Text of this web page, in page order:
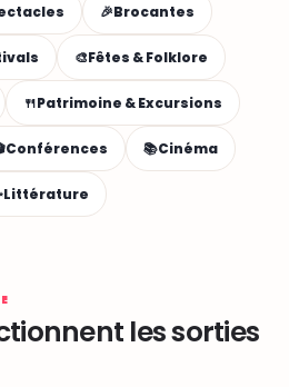
🎉Brocantes
🎨Fêtes & Folklore
🍴Patrimoine & Excursions
Conférences 📚Cinéma
Littérature
les sorties